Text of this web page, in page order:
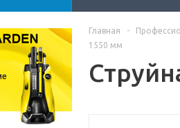
Главная -
1550 мм